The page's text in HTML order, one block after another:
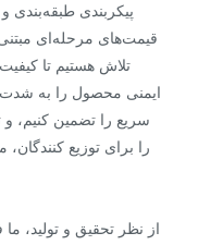
پیکربندی
قیمت‌های مرحله‌ای
تلاش هستیم تا
ایمنی محصول را به شدت
سریع را تضمین کنیم،
را برای توزیع
از نظر تحقیق و تولید،